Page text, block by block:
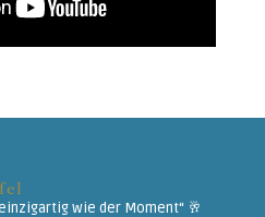
wie der Moment“🥂